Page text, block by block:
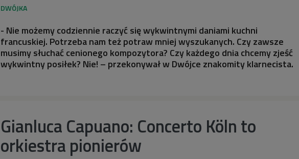
- Nie możemy codziennie raczyć się wykwintnymi daniami kuchni
francuskiej. Potrzeba nam też potraw mniej wyszukanych. Czy zawsze
musimy słuchać cenionego kompozytora? Czy każdego dnia chcemy zjeść
wykwintny posiłek? Nie! – przekonywał w Dwójce znakomity klarnecista.
Gianluca Capuano: Concerto Köln to
orkiestra pionierów